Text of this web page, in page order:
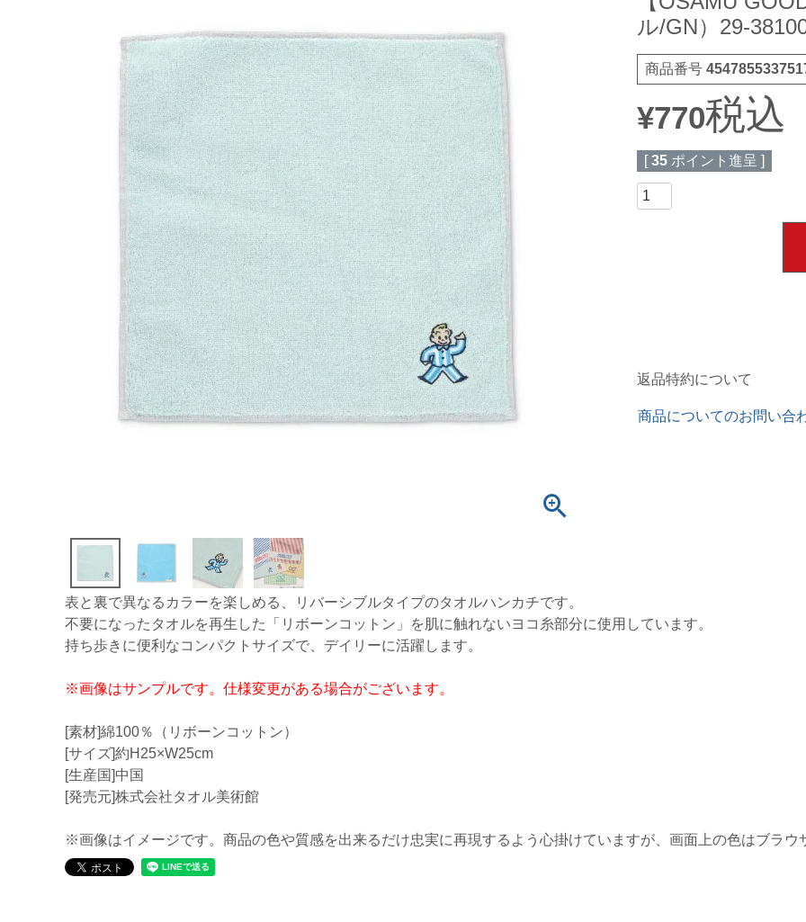
ル/GN）29-
商品番号
¥770税込
[ 35 ポイント進呈 ]
返品特約について
商品についてのお問い合
表と裏で異なるカラーを楽しめる、リバーシブルタイプのタオルハンカチです。
不要になったタオルを再生した「リボーンコットン」を肌に触れないヨコ糸部分に使用しています。
持ち歩きに便利なコンパクトサイズで、デイリーに活躍します。
※画像はサンプルです。仕様変更がある場合がございます。
[素材]綿100％（リボーンコットン）
[サイズ]約H25×W25cm
[生産国]中国
[発売元]株式会社タオル美術館
※画像はイメージです。商品の色や質感を出来るだけ忠実に再現するよう心掛けていますが、画面上の色はブラ